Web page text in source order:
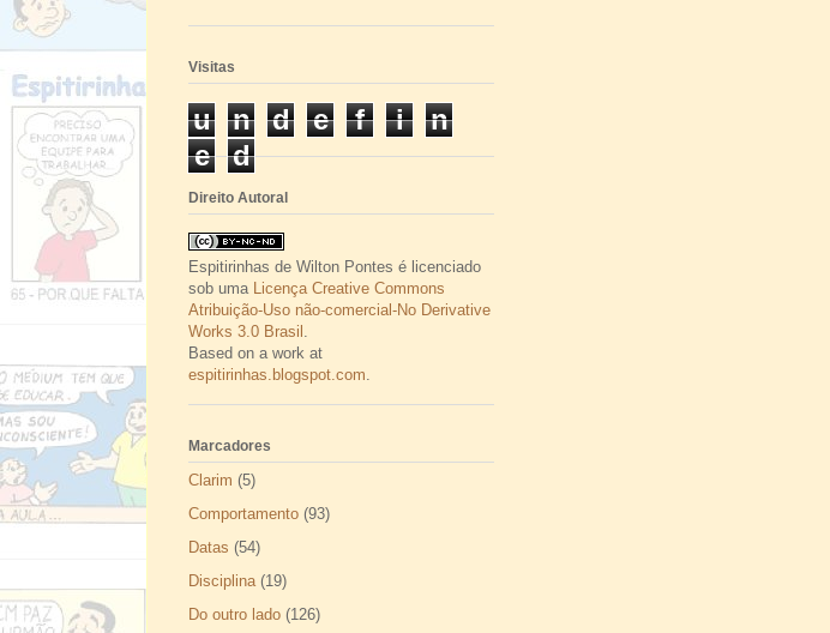
Visitas
u n d e f i
n
e
d
Direito Autoral
Espitirinhas de Wilton Pontes é licenciado
sob uma
Licença Creative Commons
Atribuição-Uso não-comercial-No Derivative
Works 3.0 Brasil
Based on a work at
espitirinhas.blogspot.com
Marcadores
Clarim (5)
Comportamento (93)
Datas (54)
Disciplina (19)
Do outro lado (126)